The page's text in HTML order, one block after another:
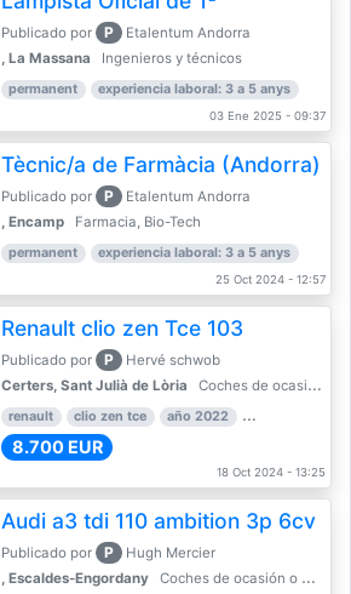
Publicado por P
Etalentum Andorra
, La Massana
Ingenieros y técnicos
permanent experiencia laboral: 3 a 5 anys
03 Ene 2025 - 09:37
Tècnic/a de Farmàcia (Andorra)
Publicado por P
Etalentum Andorra
, Encamp
Farmacia, Bio-Tech
permanent experiencia laboral: 3 a 5 anys
25 Oct 2024 - 12:57
Renault clio zen Tce 103
Publicado por P
Hervé schwob
Certers, Sant Julià de Lòria
Coches de ocasión o Nuevo
renault clio zen tce año 2022 39.000 km
8.700 EUR
18 Oct 2024 - 13:25
Audi a3 tdi 110 ambition 3p 6cv
Publicado por P
Hugh Mercier
, Escaldes-Engordany
Coches de ocasión o Nuevo